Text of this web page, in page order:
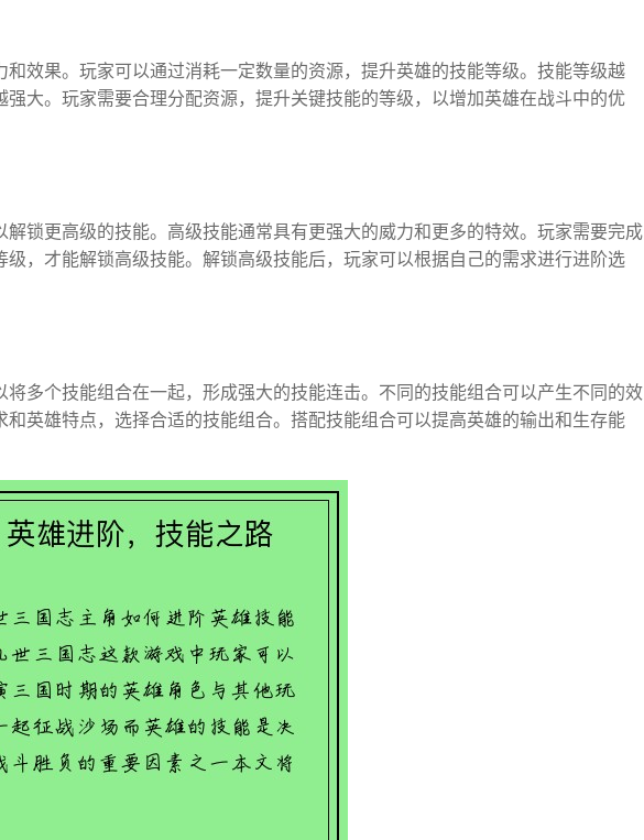
效果。玩家可以通过消耗一定数量的资源，提升英雄的技能等级。技能等级越
强大。玩家需要合理分配资源，提升关键技能的等级，以增加英雄在战斗中的优
解锁更高级的技能。高级技能通常具有更强大的威力和更多的特效。玩家需要完成
，才能解锁高级技能。解锁高级技能后，玩家可以根据自己的需求进行进阶选
多个技能组合在一起，形成强大的技能连击。不同的技能组合可以产生不同的效
英雄特点，选择合适的技能组合。搭配技能组合可以提高英雄的输出和生存能